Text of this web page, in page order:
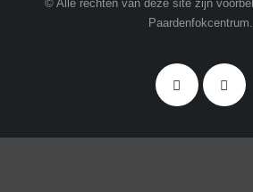
© Alle rechten van deze site zijn
Paardenfokcentrum.